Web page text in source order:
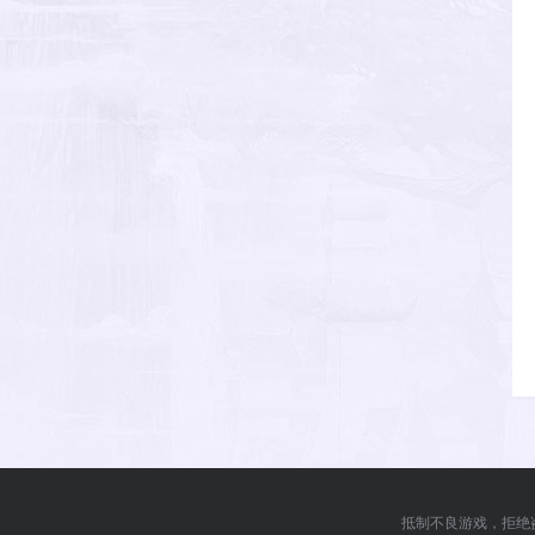
抵制不良游戏，拒